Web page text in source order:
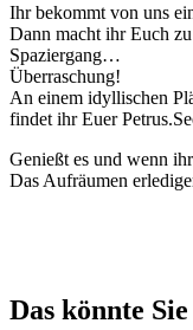
Ihr bekommt von uns
Dann macht ihr Euch
Spaziergang…
Überraschung!
An einem idyllischen
findet ihr Euer
Genießt es und wenn
Das Aufräumen
Das könnte